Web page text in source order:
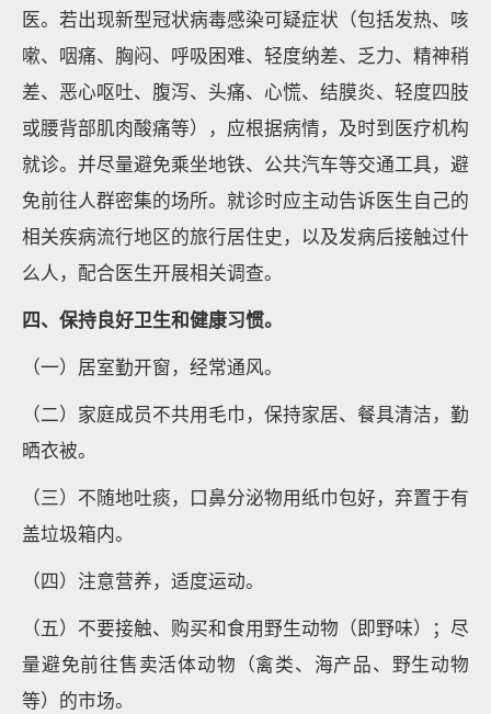
医。若出现新型冠状病毒感染可疑症状（包括发热、咳
嗽、咽痛、胸闷、呼吸困难、轻度纳差、乏力、精神稍
差、恶心呕吐、腹泻、头痛、心慌、结膜炎、轻度四肢
或腰背部肌肉酸痛等），应根据病情，及时到医疗机构
就诊。并尽量避免乘坐地铁、公共汽车等交通工具，避
免前往人群密集的场所。就诊时应主动告诉医生自己的
相关疾病流行地区的旅行居住史，以及发病后接触过什
么人，配合医生开展相关调查。
四、保持良好卫生和健康习惯。
（一）居室勤开窗，经常通风。
（二）家庭成员不共用毛巾，保持家居、餐具清洁，勤
晒衣被。
（三）不随地吐痰，口鼻分泌物用纸巾包好，弃置于有
盖垃圾箱内。
（四）注意营养，适度运动。
（五）不要接触、购买和食用野生动物（即野味）；尽
量避免前往售卖活体动物（禽类、海产品、野生动物
等）的市场。